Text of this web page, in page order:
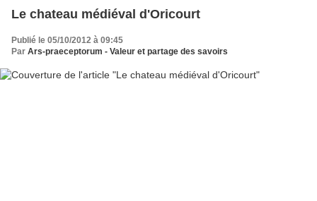
Le chateau médiéval d'Oricourt
Publié le 05/10/2012 à 09:45
Par Ars-praeceptorum - Valeur et partage des savoirs